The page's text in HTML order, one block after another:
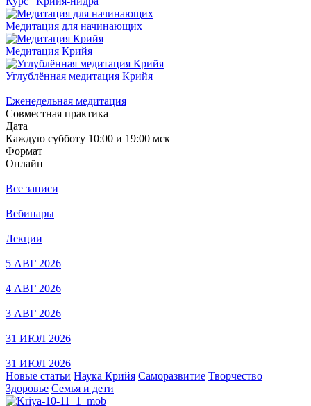
Медитация для начинающих
Медитация Крийя
Углублённая медитация Крийя
Еженедельная медитация
Совместная практика
Дата
Каждую субботу 10:00 и 19:00 мск
Формат
Онлайн
Все записи
Вебинары
Лекции
5 АВГ 2026
4 АВГ 2026
3 АВГ 2026
31 ИЮЛ 2026
31 ИЮЛ 2026
Новые статьи Наука Крийя Саморазвитие Творчество
Здоровье Семья и дети